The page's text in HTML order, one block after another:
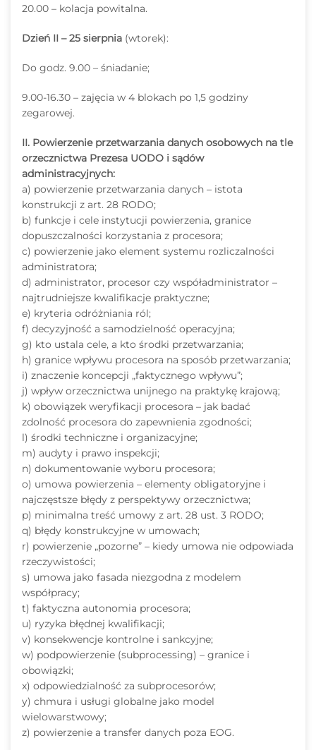
20.00 – kolacja powitalna.
Dzień II – 25 sierpnia (wtorek):
Do godz. 9.00 – śniadanie;
9.00-16.30 – zajęcia w 4 blokach po 1,5 godziny
zegarowej.
II. Powierzenie przetwarzania danych osobowych na tle
orzecznictwa Prezesa UODO i sądów
administracyjnych:
a) powierzenie przetwarzania danych – istota
konstrukcji z art. 28 RODO;
b) funkcje i cele instytucji powierzenia, granice
dopuszczalności korzystania z procesora;
c) powierzenie jako element systemu rozliczalności
administratora;
d) administrator, procesor czy współadministrator –
najtrudniejsze kwalifikacje praktyczne;
e) kryteria odróżniania ról;
f) decyzyjność a samodzielność operacyjna;
g) kto ustala cele, a kto środki przetwarzania;
h) granice wpływu procesora na sposób przetwarzania;
i) znaczenie koncepcji „faktycznego wpływu”;
j) wpływ orzecznictwa unijnego na praktykę krajową;
k) obowiązek weryfikacji procesora – jak badać
zdolność procesora do zapewnienia zgodności;
l) środki techniczne i organizacyjne;
m) audyty i prawo inspekcji;
n) dokumentowanie wyboru procesora;
o) umowa powierzenia – elementy obligatoryjne i
najczęstsze błędy z perspektywy orzecznictwa;
p) minimalna treść umowy z art. 28 ust. 3 RODO;
q) błędy konstrukcyjne w umowach;
r) powierzenie „pozorne” – kiedy umowa nie odpowiada
rzeczywistości;
s) umowa jako fasada niezgodna z modelem
współpracy;
t) faktyczna autonomia procesora;
u) ryzyka błędnej kwalifikacji;
v) konsekwencje kontrolne i sankcyjne;
w) podpowierzenie (subprocessing) – granice i
obowiązki;
x) odpowiedzialność za subprocesorów;
y) chmura i usługi globalne jako model
wielowarstwowy;
z) powierzenie a transfer danych poza EOG.